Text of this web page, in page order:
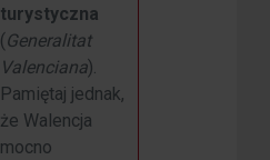
turystyczna
(Generalitat
Valenciana).
Pamiętaj jednak,
że Walencja
mocno